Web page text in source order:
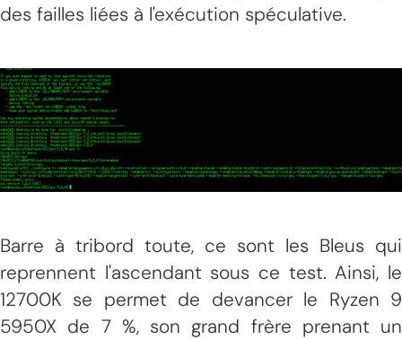
des failles liées à l'exécution spéculative.
Barre à tribord toute, ce sont les Bleus qui
reprennent l'ascendant sous ce test. Ainsi, le
12700K se permet de devancer le Ryzen 9
5950X de 7 %, son grand frère prenant un